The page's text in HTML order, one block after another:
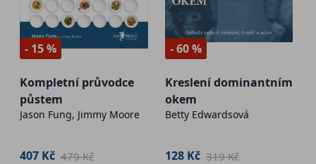
- 15 %
Kompletní průvodce
půstem
Jason Fung, Jimmy Moore
407 Kč 479 Kč
- 60 %
Kreslení dominantním
okem
Betty Edwardsová
128 Kč 319 Kč